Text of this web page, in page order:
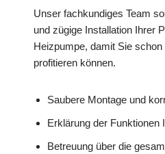
Unser fachkundiges Team
und zügige Installation Ihrer
Heizpumpe, damit Sie
profitieren können.
Saubere Montage und
Erklärung der Funktionen
Betreuung über die